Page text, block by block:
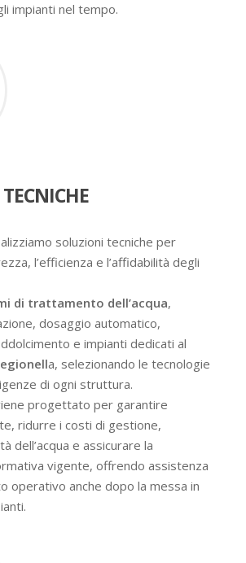
impianti nel tempo.
soluzioni tecniche per
l’efficienza e l’affidabilità degli
di trattamento dell’acqua,
dosaggio automatico,
e impianti dedicati al
a, selezionando le tecnologie
di ogni struttura.
progettato per garantire
ridurre i costi di gestione,
dell’acqua e assicurare la
vigente, offrendo assistenza
operativo anche dopo la messa in